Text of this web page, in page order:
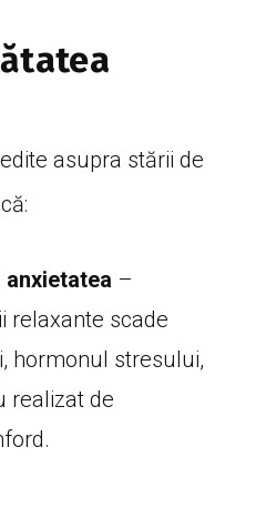
asupra stării de
–
relaxante scade
hormonul stresului,
realizat de